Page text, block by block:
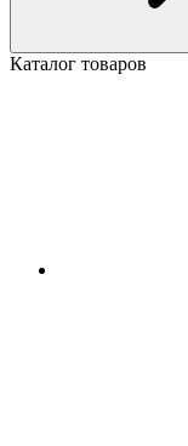
Каталог товаров